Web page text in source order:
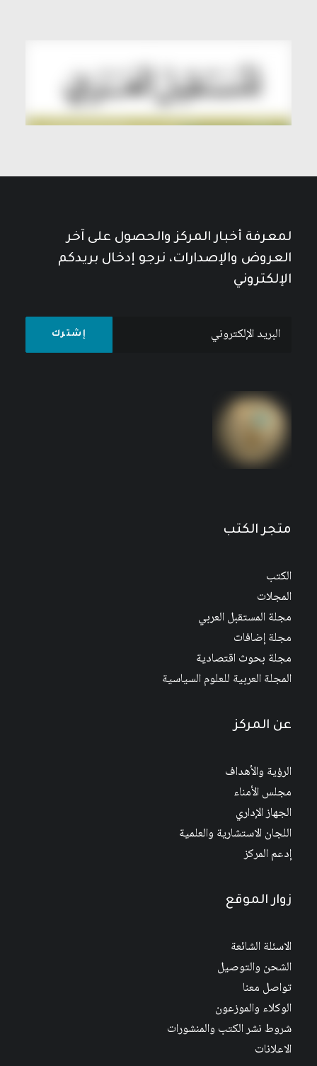
لمعرفة أخبار المركز والحصول على آخر
العروض والإصدارات، نرجو إدخال بريدكم
الإلكتروني
متجر الكتب
الكتب
المجلات
مجلة المستقبل العربي
مجلة إضافات
مجلة بحوث اقتصادية
المجلة العربية للعلوم السياسية
عن المركز
الرؤية والأهداف
مجلس الأمناء
الجهاز الإداري
اللجان الاستشارية والعلمية
إدعم المركز
زوار الموقع
الاسئلة الشائعة
الشحن والتوصيل
تواصل معنا
الوكلاء والموزعون
شروط نشر الكتب والمنشورات
الاعلانات